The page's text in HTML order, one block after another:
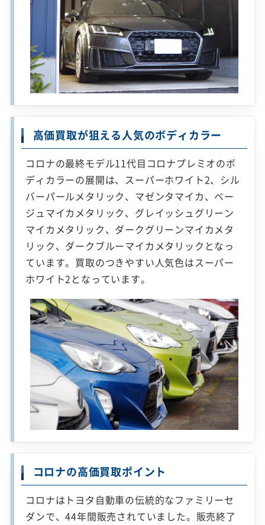
高価買取が狙える人気のボディカラー
コロナの最終モデル11代目コロナプレミオのボ
ディカラーの展開は、スーパーホワイト2、シル
バーパールメタリック、マゼンタマイカ、ベー
ジュマイカメタリック、グレイッシュグリーン
マイカメタリック、ダークグリーンマイカメタ
リック、ダークブルーマイカメタリックとなっ
ています。買取のつきやすい人気色はスーパー
ホワイト2となっています。
コロナの高価買取ポイント
コロナはトヨタ自動車の伝統的なファミリーセ
ダンで、44年間販売されていました。販売終了